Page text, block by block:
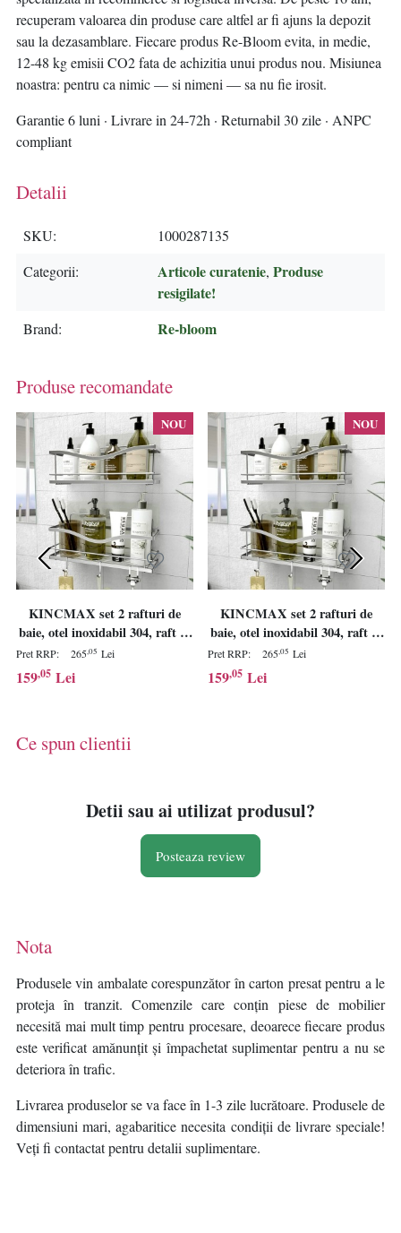
recuperam valoarea din produse care altfel ar fi ajuns la depozit
sau la dezasamblare. Fiecare produs Re-Bloom evita, in medie,
12-48 kg emisii CO2 fata de achizitia unui produs nou. Misiunea
noastra: pentru ca nimic — si nimeni — sa nu fie irosit.
Garantie 6 luni · Livrare in 24-72h · Returnabil 30 zile · ANPC
compliant
Detalii
SKU
1000287135
Categorii
Articole curatenie, Produse
resigilate!
Brand Re-bloom
Produse recomandate
NOU
KINCMAX set 2 rafturi de
baie, otel inoxidabil 304, raft 1:
31.5x11.9x12.9 cm + raft 2:
32x14x12.9 cm, 9kg/raft, 4
carlige mobile, drenaj optimizat,
Pret RRP: 265,05 Lei
159,05 Lei
NOU
KINCMAX set 2 rafturi de
baie, otel inoxidabil 304, raft 1:
31.5x11.9x12.9 cm + raft 2:
32x14x12.9 cm, 9kg/raft, 4
carlige mobile, drenaj optimizat,
Pret RRP: 265,05 Lei
159,05 Lei
Ce spun clientii
Detii sau ai utilizat produsul?
Posteaza review
Nota
Produsele vin ambalate corespunzător în carton presat pentru a le
proteja în tranzit. Comenzile care conțin piese de mobilier
necesită mai mult timp pentru procesare, deoarece fiecare produs
este verificat amănunțit și împachetat suplimentar pentru a nu se
deteriora în trafic.
Livrarea produselor se va face în 1-3 zile lucrătoare. Produsele de
dimensiuni mari, agabaritice necesita condiții de livrare speciale!
Veți fi contactat pentru detalii suplimentare.